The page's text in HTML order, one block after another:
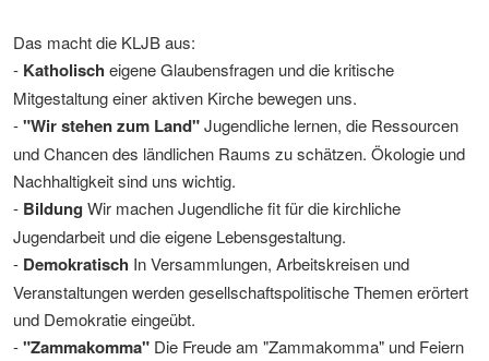
Das macht die KLJB aus:
- Katholisch eigene Glaubensfragen und die kritische
Mitgestaltung einer aktiven Kirche bewegen uns.
-"Wir stehen zum Land"Jugendliche lernen, die Ressourcen
und Chancen des ländlichen Raums zu schätzen. Ökologie und
Nachhaltigkeit sind uns wichtig.
- Bildung Wir machen Jugendliche fit für die kirchliche
Jugendarbeit und die eigene Lebensgestaltung.
- Demokratisch In Versammlungen, Arbeitskreisen und
Veranstaltungen werden gesellschaftspolitische Themen erörtert
und Demokratie eingeübt.
-"Zammakomma" Die Freude am "Zammakomma" und Feiern